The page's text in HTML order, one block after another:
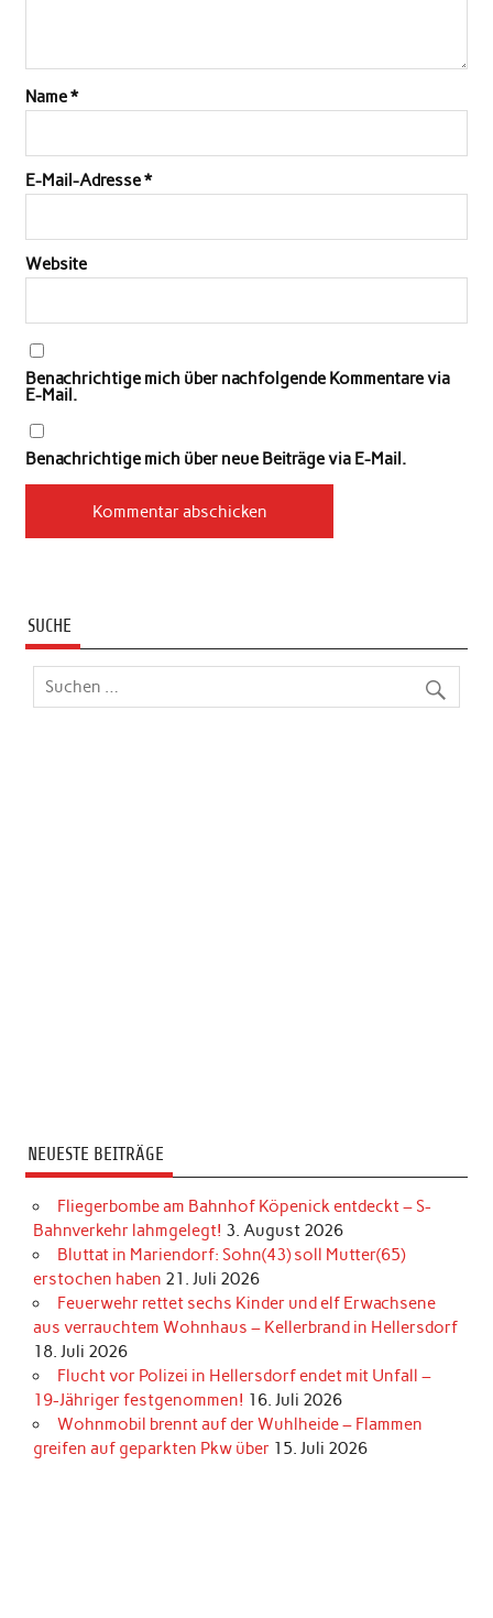
Name*
E-Mail-Adresse*
Website
Benachrichtige mich über nachfolgende Kommentare via
E-Mail.
Benachrichtige mich über neue Beiträge via E-Mail.
SUCHE
NEUESTE BEITRÄGE
Fliegerbombe am Bahnhof Köpenick entdeckt – S-
Bahnverkehr lahmgelegt! 3. August 2026
Bluttat in Mariendorf: Sohn(43) soll Mutter(65)
erstochen haben 21. Juli 2026
Feuerwehr rettet sechs Kinder und elf Erwachsene
aus verrauchtem Wohnhaus – Kellerbrand in Hellersdorf
18. Juli 2026
Flucht vor Polizei in Hellersdorf endet mit Unfall –
19-Jähriger festgenommen! 16. Juli 2026
Wohnmobil brennt auf der Wuhlheide – Flammen
greifen auf geparkten Pkw über 15. Juli 2026